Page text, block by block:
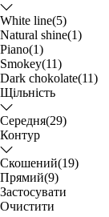
White line(5)
Natural shine(1)
Piano(1)
Smokey(11)
Dark chokolate(11)
Щільність
Середня(29)
Контур
Скошений(19)
Прямий(9)
Застосувати
Очистити